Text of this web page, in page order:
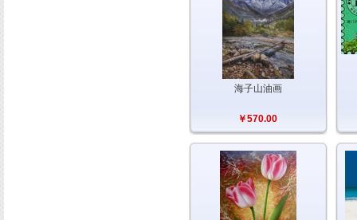
海子山油画
￥570.00